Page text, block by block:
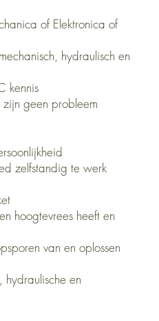
of Elektronica of
hydraulisch en
kennis
geen probleem
zelfstandig te werk
hoogtevrees heeft en
van en oplossen
hydraulische en